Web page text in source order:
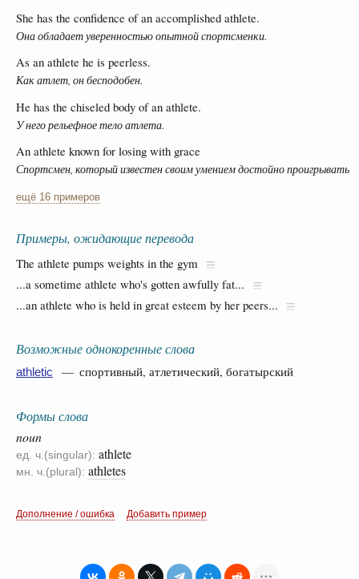
She has the confidence of an accomplished athlete.
Она обладает уверенностью опытной спортсменки.
As an athlete he is peerless.
Как атлет, он бесподобен.
He has the chiseled body of an athlete.
У него рельефное тело атлета.
An athlete known for losing with grace
Спортсмен, который известен своим умением достойно проигрывать
ещё 16 примеров
Примеры, ожидающие перевода
The athlete pumps weights in the gym
...a sometime athlete who's gotten awfully fat...
...an athlete who is held in great esteem by her peers...
Возможные однокоренные слова
athletic — спортивный, атлетический, богатырский
Формы слова
noun
ед. ч.(singular): athlete
мн. ч.(plural): athletes
Дополнение / ошибка Добавить пример